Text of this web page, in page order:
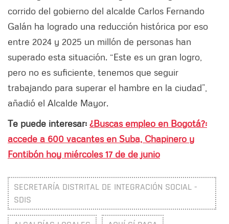
corrido del gobierno del alcalde Carlos Fernando
Galán ha logrado una reducción histórica por eso
entre 2024 y 2025 un millón de personas han
superado esta situación. “Este es un gran logro,
pero no es suficiente, tenemos que seguir
trabajando para superar el hambre en la ciudad”,
añadió el Alcalde Mayor.
Te puede interesar: ¿Buscas empleo en Bogotá?:
accede a 600 vacantes en Suba, Chapinero y
Fontibón hoy miércoles 17 de de junio
SECRETARÍA DISTRITAL DE INTEGRACIÓN SOCIAL -
SDIS